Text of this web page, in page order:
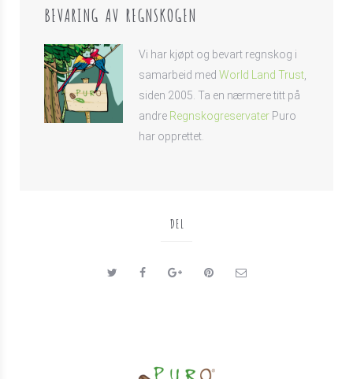
BEVARING AV REGNSKOGEN
Vi har kjøpt og bevart regnskog i
samarbeid med World Land Trust
siden 2005. Ta en nærmere titt på
andre Regnskogreservater Puro
har opprettet.
DEL